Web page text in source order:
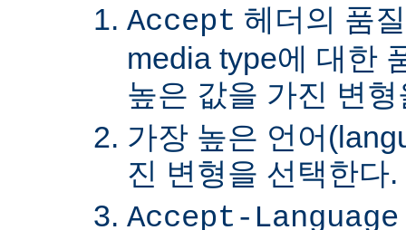
Accept 헤더의 품
media type에 대한
높은 값을 가진 변
가장 높은 언어
진 변형을 선택한다.
Accept-Language